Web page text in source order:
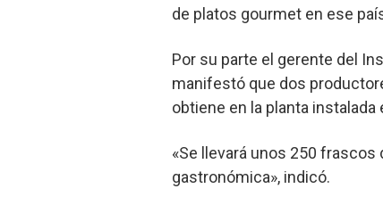
de platos gourmet en ese
Por su parte el gerente del
manifestó que dos
obtiene en la planta
«Se llevará unos 250
gastronómica», indicó.